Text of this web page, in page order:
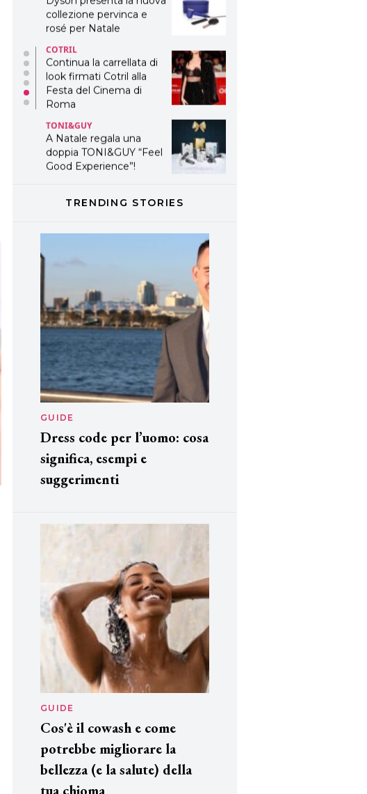
collezione pervinca e
rosé per Natale
COTRIL
Continua la carrellata di
look firmati Cotril alla
Festa del Cinema di
Roma
TONI&GUY
A Natale regala una
doppia TONI&GUY “Feel
Good Experience”!
LABEL.M lancia la sua
DAVINES
cofanetti beauty preziosi
per un regalo adatto ad
ogni capello
TRENDING STORIES
GUIDE
Dress code per l’uomo: cosa
significa, esempi e
suggerimenti
GUIDE
Cos'è il cowash e come
potrebbe migliorare la
bellezza (e la salute) della